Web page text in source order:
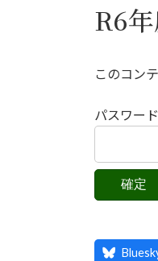
R6
このコン
パスワー